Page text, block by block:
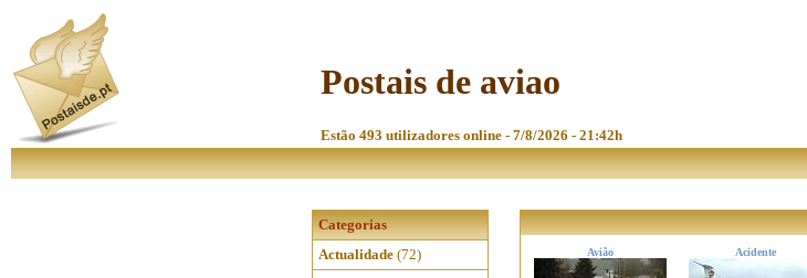
Postais de aviao
Estão 493 utilizadores online - 7/8/2026 - 21:42h
Categorias
Actualidade (72)
Avião Acidente